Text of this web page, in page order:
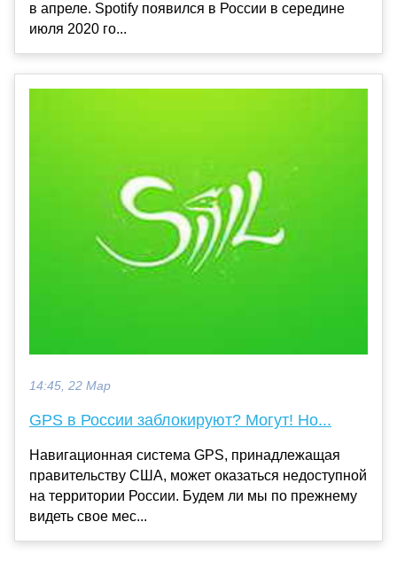
в апреле. Spotify появился в России в середине
июля 2020 го...
14:45, 22 Мар
GPS в России заблокируют? Могут! Но...
Навигационная система GPS, принадлежащая
правительству США, может оказаться недоступной
на территории России. Будем ли мы по прежнему
видеть свое мес...